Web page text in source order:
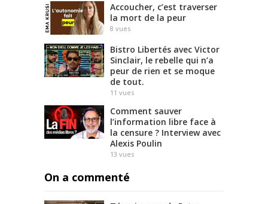
Accoucher, c’est traverser
la mort de la peur
8 vues
Bistro Libertés avec Victor
Sinclair, le rebelle qui n’a
peur de rien et se moque
de tout.
11 vues
Comment sauver
l’information libre face à
la censure ? Interview avec
Alexis Poulin
13 vues
On a commenté